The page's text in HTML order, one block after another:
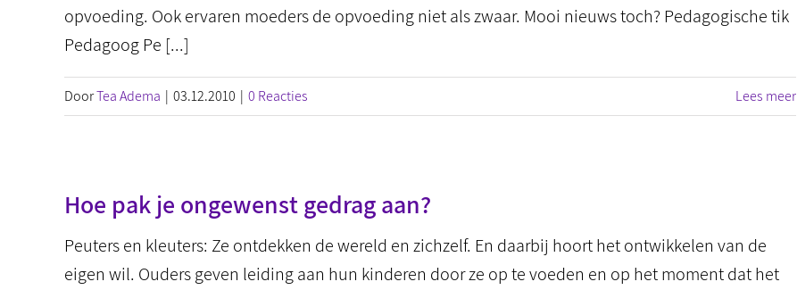
opvoeding. Ook ervaren moeders de opvoeding niet als zwaar. Mooi nieuws toch? Pedagogische tik
Pedagoog Pe [...]
DoorTea Adema | 03.12.2010 | 0 Reacties Lees meer
Hoe pak je ongewenst gedrag aan?
Peuters en kleuters: Ze ontdekken de wereld en zichzelf. En daarbij hoort het ontwikkelen van de
eigen wil. Ouders geven leiding aan hun kinderen door ze op te voeden en op het moment dat het